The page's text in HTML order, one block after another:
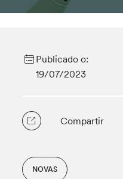
Publicado o:
19/07/2023
Compartir
NOVAS